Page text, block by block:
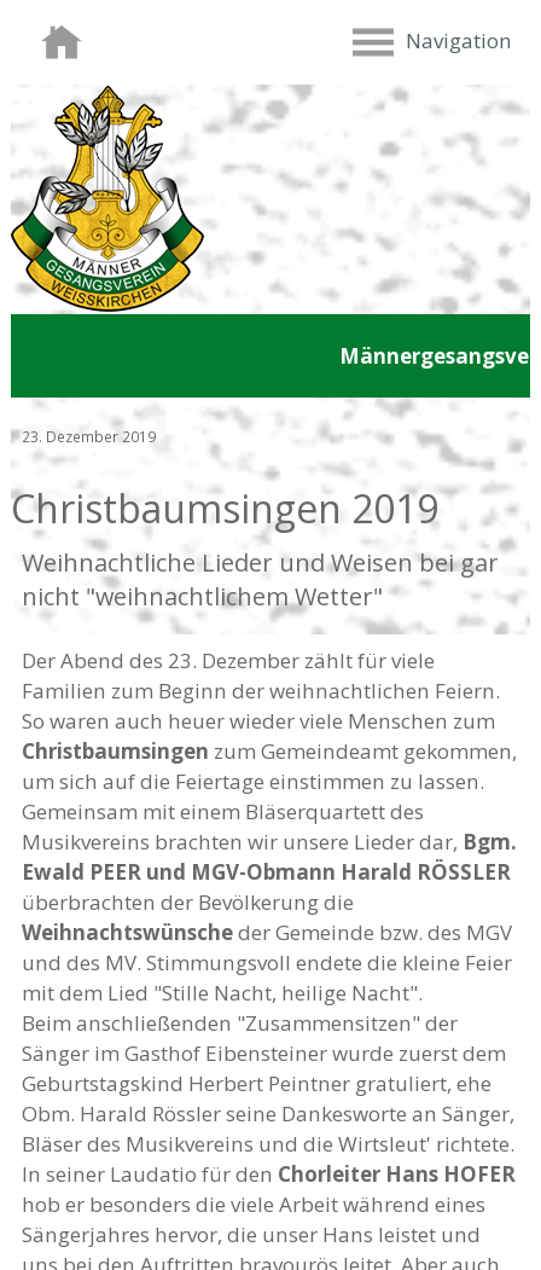
Navigation
23. Dezember 2019
Christbaumsingen 2019
Weihnachtliche Lieder und Weisen bei gar
nicht "weihnachtlichem Wetter"
Der Abend des 23. Dezember zählt für viele
Familien zum Beginn der weihnachtlichen Feiern.
So waren auch heuer wieder viele Menschen zum
Christbaumsingen zum Gemeindeamt gekommen,
um sich auf die Feiertage einstimmen zu lassen.
Gemeinsam mit einem Bläserquartett des
Musikvereins brachten wir unsere Lieder dar, Bgm.
Ewald PEER und MGV-Obmann Harald RÖSSLER
überbrachten der Bevölkerung die
Weihnachtswünscheder Gemeinde bzw. des MGV
und des MV. Stimmungsvoll endete die kleine Feier
mit dem Lied "Stille Nacht, heilige Nacht".
Beim anschließenden "Zusammensitzen" der
Sänger im Gasthof Eibensteiner wurde zuerst dem
Geburtstagskind Herbert Peintner gratuliert, ehe
Obm. Harald Rössler seine Dankesworte an Sänger,
Bläser des Musikvereins und die Wirtsleut' richtete.
In seiner Laudatio für den Chorleiter Hans HOFER
hob er besonders die viele Arbeit während eines
Sängerjahres hervor, die unser Hans leistet und